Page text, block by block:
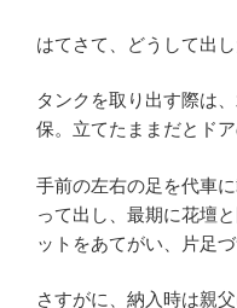
はてさて、どうして出
タンクを取り出す際は
保。立てたままだとド
手前の左右の足を代車
って出し、最期に花壇
ットをあてがい、片足
さすがに、納入時は親